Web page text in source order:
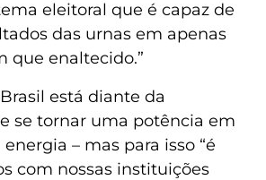
eleitoral que é capaz de
das urnas em apenas
que enaltecido.”
está diante da
se tornar uma potência em
– mas para isso “é
com nossas instituições